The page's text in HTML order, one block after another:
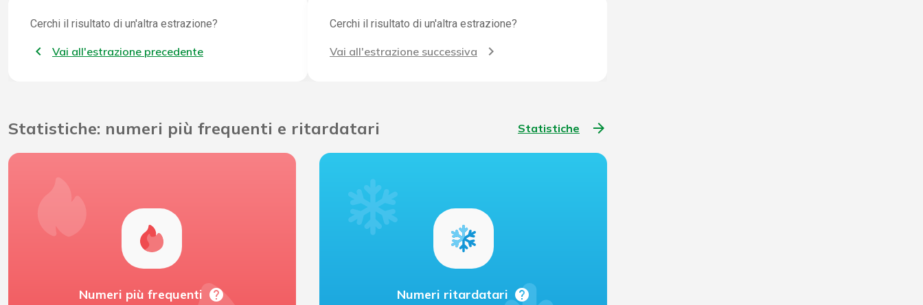
Cerchi il risultato di un'altra estrazione?
Vai all'estrazione precedente
Cerchi il risultato di un'altra estrazione?
Vai all'estrazione successiva
Statistiche: numeri più frequenti e ritardatari Statistiche arrow_forward
Numeri più frequenti help Numeri ritardatari help